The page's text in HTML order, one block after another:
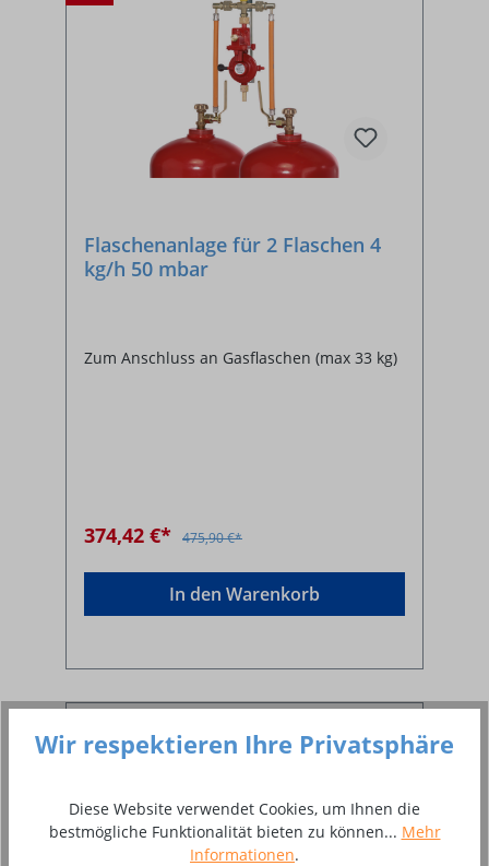
Flaschenanlage für 2 Flaschen 4
kg/h 50 mbar
Zum Anschluss an Gasflaschen (max 33 kg)
374,42 €* 475,90 €*
In den Warenkorb
%
Wir respektieren Ihre Privatsphäre
Diese Website verwendet Cookies, um Ihnen die
bestmögliche Funktionalität bieten zu können... Mehr
Informationen.